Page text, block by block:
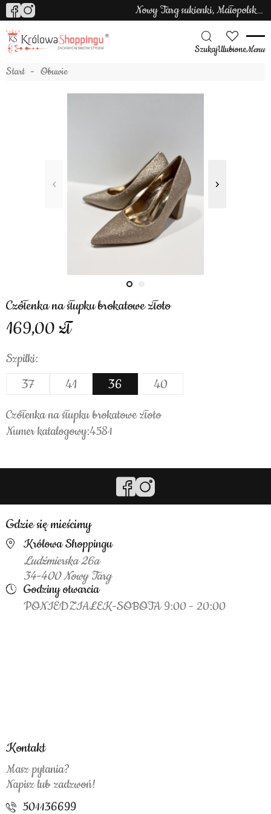
Nowy Targ sukienki, Małopolska sukienki
SzukajUlubioneMenu
Start Obuwie
Czółenka na słupku brokatowe złoto
169,00
Szpilki:
37 41 36 40
Czółenka na słupku brokatowe złoto
Numer katalogowy:4581
Gdzie się mieścimy
Królowa Shoppingu
Ludźmierska 26a
34-400 Nowy Targ
Godziny otwarcia
PONIEDZIAŁEK-SOBOTA 9:00 - 20:00
Kontakt
Masz pytania?
Napisz lub zadzwoń!
501136699